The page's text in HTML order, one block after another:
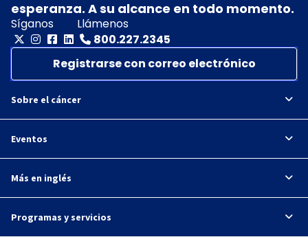
esperanza. A su alcance en todo momento.
Síganos
Llámenos
800.227.2345
Registrarse con correo electrónico
Sobre el cáncer
Eventos
Más en inglés
Programas y servicios